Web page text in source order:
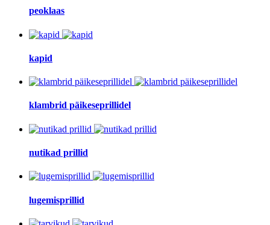
peoklaas
kapid
klambrid päikeseprillidel
nutikad prillid
lugemisprillid